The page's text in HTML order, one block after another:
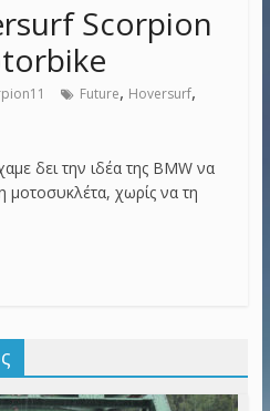
Scorpion
Future, Hoversurf,
δει την ιδέα της BMW να
μοτοσυκλέτα, χωρίς να τη